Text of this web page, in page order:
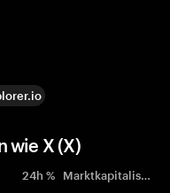
wie X (X)
24h % Marktkapitalisierung